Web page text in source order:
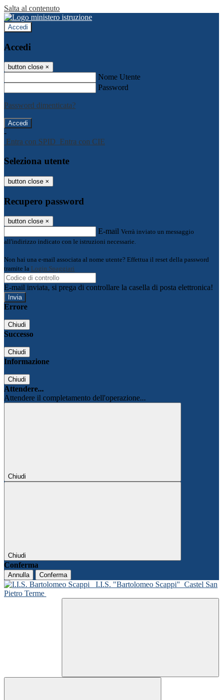
Salta al contenuto
Accedi
Accedi
button close ×
Nome Utente
Password
Password dimenticata?
-
Entra con SPID Entra con CIE
Seleziona utente
button close ×
Recupero password
button close ×
E-mail Verrà inviato un messaggio
all'indirizzo indicato con le istruzioni necessarie.
Non hai una e-mail associata al nome utente? Effettua il reset della password
tramite la Login Spaggiari
E-mail inviata, si prega di controllare la casella di posta elettronica!
Errore
Chiudi
Successo
Chiudi
Informazione
Chiudi
Attendere...
Attendere il completamento dell'operazione...
Chiudi
Chiudi
Conferma
Annulla Conferma
I.I.S. "Bartolomeo Scappi" Castel San
Pietro Terme